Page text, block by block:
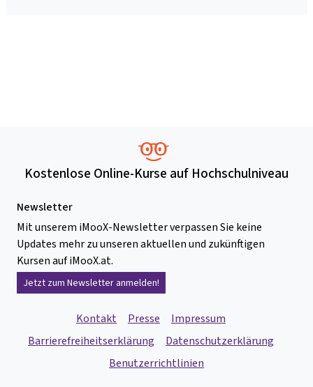
Kostenlose Online-Kurse auf Hochschulniveau
Newsletter
Mit unserem iMooX-Newsletter verpassen Sie keine
Updates mehr zu unseren aktuellen und zukünftigen
Kursen auf iMooX.at.
Jetzt zum Newsletter anmelden!
Kontakt Presse
Impressum
Barrierefreiheitserklärung
Datenschutzerklärung
Benutzerrichtlinien